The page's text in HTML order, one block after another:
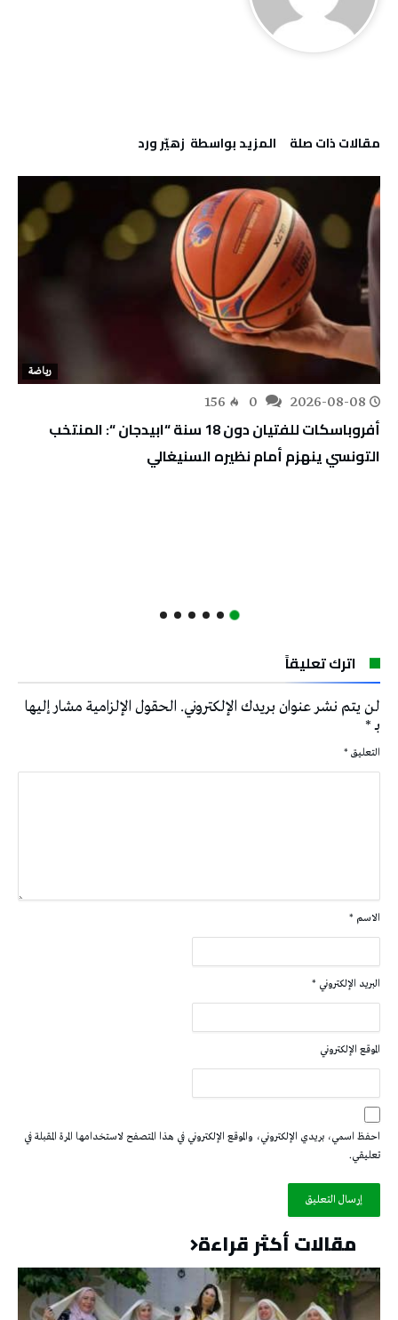
‫مقالات ذات صلة‬ ‫‫المزيد بواسطة‬ ‬ زهيّر‭ ‬ورد
رياضة
2026-08-08
156
أفروباسكات للفتيان دون 18 سنة “ابيدجان “: المنتخب
التونسي ينهزم أمام نظيره السنيغالي
اترك تعليقاً
لن يتم نشر عنوان بريدك الإلكتروني. الحقول الإلزامية مشار إليها
بـ*
التعليق *
الاسم *
البريد الإلكتروني *
الموقع الإلكتروني
احفظ اسمي، بريدي الإلكتروني، والموقع الإلكتروني في هذا المتصفح لاستخدامها المرة المقبلة في
تعليقي.
مقالات أكثر قراءة